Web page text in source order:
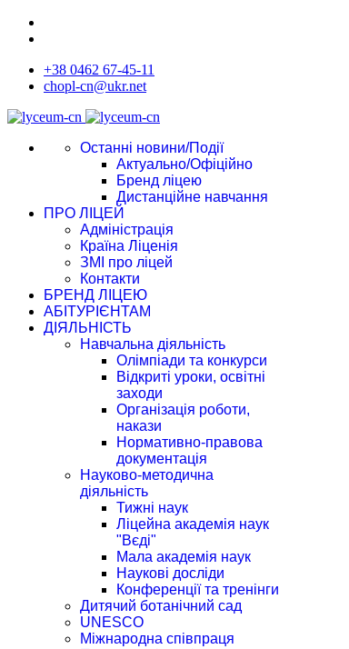
+38 0462 67-45-11
chopl-cn@ukr.net
Останні новини/Події
Актуально/Офіційно
Бренд ліцею
Дистанційне навчання
ПРО ЛІЦЕЙ
Адміністрація
Країна Ліценія
ЗМІ про ліцей
Контакти
БРЕНД ЛІЦЕЮ
АБІТУРІЄНТАМ
ДІЯЛЬНІСТЬ
Навчальна діяльність
Олімпіади та конкурси
Відкриті уроки, освітні
заходи
Організація роботи,
накази
Нормативно-правова
документація
Науково-методична
діяльність
Тижні наук
Ліцейна академія наук
"Вєді"
Мала академія наук
Наукові досліди
Конференції та тренінги
Дитячий ботанічний сад
UNESCO
Міжнародна співпраця